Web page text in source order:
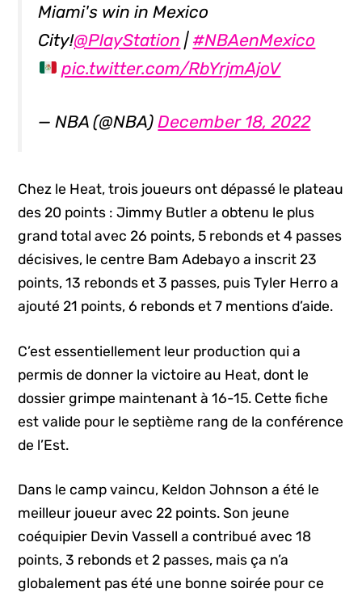
Miami's win in Mexico
City!@PlayStation | #NBAenMexico
pic.twitter.com/RbYrjmAjoV
— NBA (@NBA)December 18, 2022
Chez le Heat, trois joueurs ont dépassé le plateau
des 20 points : Jimmy Butler a obtenu le plus
grand total avec 26 points, 5 rebonds et 4 passes
décisives, le centre Bam Adebayo a inscrit 23
points, 13 rebonds et 3 passes, puis Tyler Herro a
ajouté 21 points, 6 rebonds et 7 mentions d’aide.
C’est essentiellement leur production qui a
permis de donner la victoire au Heat, dont le
dossier grimpe maintenant à 16-15. Cette fiche
est valide pour le septième rang de la conférence
de l’Est.
Dans le camp vaincu, Keldon Johnson a été le
meilleur joueur avec 22 points. Son jeune
coéquipier Devin Vassell a contribué avec 18
points, 3 rebonds et 2 passes, mais ça n’a
globalement pas été une bonne soirée pour ce